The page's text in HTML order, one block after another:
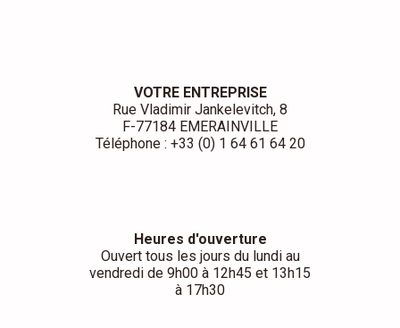
VOTRE ENTREPRISE
Rue Vladimir Jankelevitch, 8
F-77184 EMERAINVILLE
Téléphone : +33 (0) 1 64 61 64 20
Heures d'ouverture
Ouvert tous les jours du lundi au
vendredi de 9h00 à 12h45 et 13h15
à 17h30